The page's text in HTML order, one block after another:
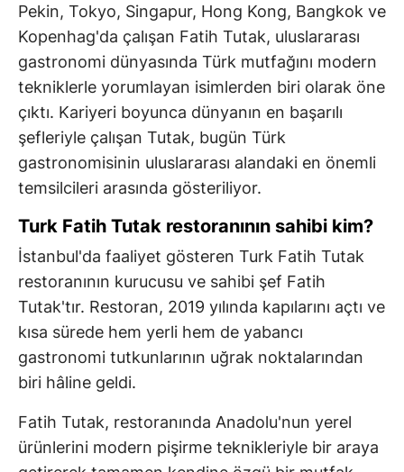
Pekin, Tokyo, Singapur, Hong Kong, Bangkok ve
Kopenhag'da çalışan Fatih Tutak, uluslararası
gastronomi dünyasında Türk mutfağını modern
tekniklerle yorumlayan isimlerden biri olarak öne
çıktı. Kariyeri boyunca dünyanın en başarılı
şefleriyle çalışan Tutak, bugün Türk
gastronomisinin uluslararası alandaki en önemli
temsilcileri arasında gösteriliyor.
Turk Fatih Tutak restoranının sahibi kim?
İstanbul'da faaliyet gösteren Turk Fatih Tutak
restoranının kurucusu ve sahibi şef Fatih
Tutak'tır. Restoran, 2019 yılında kapılarını açtı ve
kısa sürede hem yerli hem de yabancı
gastronomi tutkunlarının uğrak noktalarından
biri hâline geldi.
Fatih Tutak, restoranında Anadolu'nun yerel
ürünlerini modern pişirme teknikleriyle bir araya